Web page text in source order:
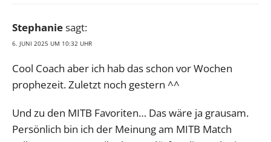
Stephaniesagt:
6. JUNI 2025 UM 10:32 UHR
Cool Coach aber ich hab das schon vor Wochen
prophezeit. Zuletzt noch gestern ^^
Und zu den MITB Favoriten… Das wäre ja grausam.
Persönlich bin ich der Meinung am MITB Match